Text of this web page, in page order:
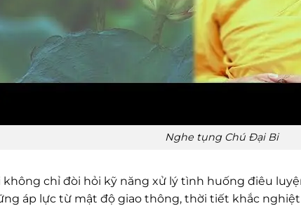
Nghe tụng Chú Đại Bi
không chỉ đòi hỏi kỹ năng xử lý tình huống điêu
áp lực từ mật độ giao thông, thời tiết khắc